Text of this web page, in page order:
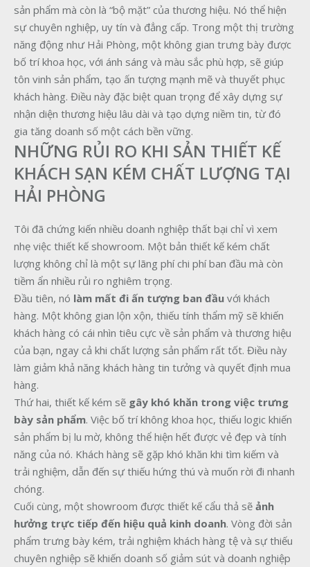
sản phẩm mà còn là “bộ mặt” của thương hiệu. Nó thể hiện
sự chuyên nghiệp, uy tín và đẳng cấp. Trong một thị trường
năng động như Hải Phòng, một không gian trưng bày được
bố trí khoa học, với ánh sáng và màu sắc phù hợp, sẽ giúp
tôn vinh sản phẩm, tạo ấn tượng mạnh mẽ và thuyết phục
khách hàng. Điều này đặc biệt quan trọng để xây dựng sự
nhận diện thương hiệu lâu dài và tạo dựng niềm tin, từ đó
gia tăng doanh số một cách bền vững.
NHỮNG RỦI RO KHI SẢN THIẾT KẾ
KHÁCH SẠN KÉM CHẤT LƯỢNG TẠI
HẢI PHÒNG
Tôi đã chứng kiến nhiều doanh nghiệp thất bại chỉ vì xem
nhẹ việc thiết kế showroom. Một bản thiết kế kém chất
lượng không chỉ là một sự lãng phí chi phí ban đầu mà còn
tiềm ẩn nhiều rủi ro nghiêm trọng.
Đầu tiên, nó làm mất đi ấn tượng ban đầu với khách
hàng. Một không gian lộn xộn, thiếu tính thẩm mỹ sẽ khiến
khách hàng có cái nhìn tiêu cực về sản phẩm và thương hiệu
của bạn, ngay cả khi chất lượng sản phẩm rất tốt. Điều này
làm giảm khả năng khách hàng tin tưởng và quyết định mua
hàng.
Thứ hai, thiết kế kém sẽ gây khó khăn trong việc trưng
bày sản phẩm. Việc bố trí không khoa học, thiếu logic khiến
sản phẩm bị lu mờ, không thể hiện hết được vẻ đẹp và tính
năng của nó. Khách hàng sẽ gặp khó khăn khi tìm kiếm và
trải nghiệm, dẫn đến sự thiếu hứng thú và muốn rời đi nhanh
chóng.
Cuối cùng, một showroom được thiết kế cẩu thả sẽ ảnh
hưởng trực tiếp đến hiệu quả kinh doanh. Vòng đời sản
phẩm trưng bày kém, trải nghiệm khách hàng tệ và sự thiếu
chuyên nghiệp sẽ khiến doanh số giảm sút và doanh nghiệp